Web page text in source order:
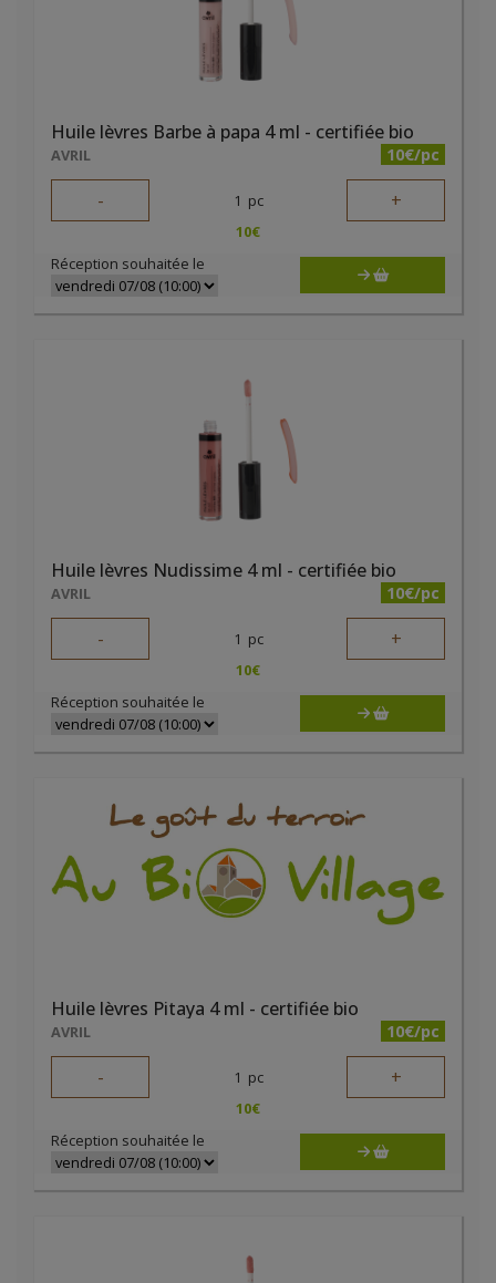
Huile lèvres Barbe à papa 4 ml - certifiée bio
AVRIL 10€/pc
- 1 pc +
10€
Réception souhaitée le
Huile lèvres Nudissime 4 ml - certifiée bio
AVRIL 10€/pc
- 1 pc +
10€
Réception souhaitée le
Huile lèvres Pitaya 4 ml - certifiée bio
AVRIL 10€/pc
- 1 pc +
10€
Réception souhaitée le